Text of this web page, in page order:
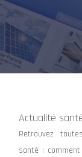
Actualité
Retrouvez
santé :